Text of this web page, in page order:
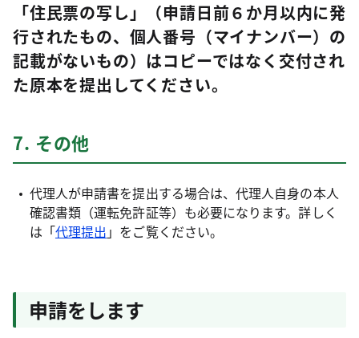
「住民票の写し」（申請日前６か月以内に発
行されたもの、個人番号（マイナンバー）の
記載がないもの）はコピーではなく交付され
た原本を提出してください。
7. その他
代理人が申請書を提出する場合は、代理人自身の本人
確認書類（運転免許証等）も必要になります。詳しく
は「代理提出 」をご覧ください。
申請をします